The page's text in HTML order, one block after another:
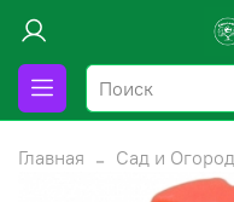
Главная Сад и Огород